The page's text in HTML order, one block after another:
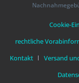
Cookie-
rechtliche
Kontakt
Versand